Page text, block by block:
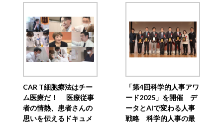
CAR T細胞療法はチー
ム医療だ！ 医療従事
者の情熱、患者さんの
思いを伝えるドキュメ
「第4回科学的人事アワ
ード2025」を開催 デ
ータとAIで変わる人事
戦略 科学的人事の最